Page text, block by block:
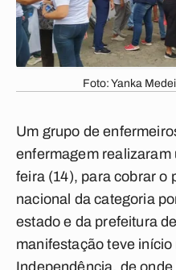
Foto: Yanka
Um grupo de
enfermagem
feira (14), para cobrar o
nacional da categoria
estado e da prefeitura
manifestação teve início
Independência, de